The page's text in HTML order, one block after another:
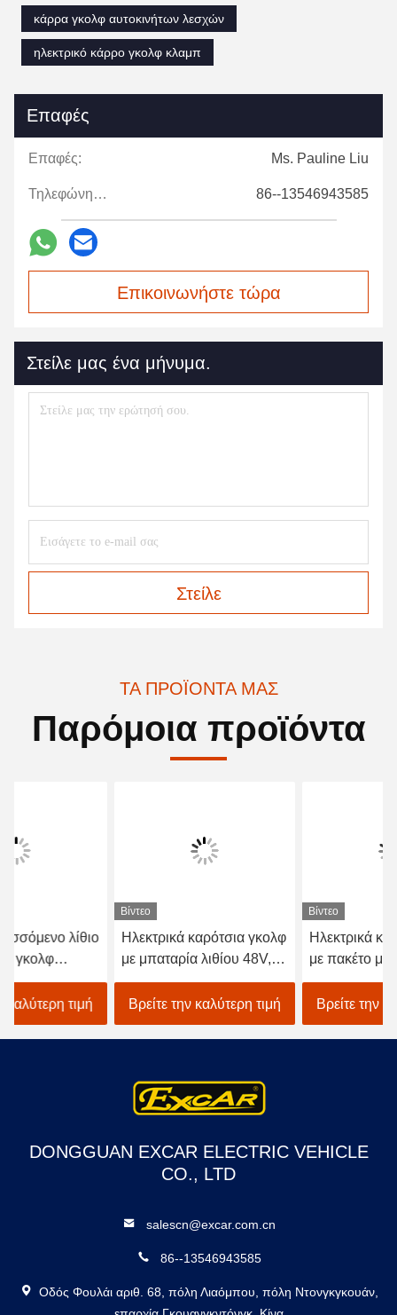
κάρρα γκολφ αυτοκινήτων λεσχών
ηλεκτρικό κάρρο γκολφ κλαμπ
Επαφές
Επαφές: Ms. Pauline Liu
Τηλεφώνημα: 86--13546943585
Επικοινωνήστε τώρα
Στείλε μας ένα μήνυμα.
Στείλε
ΤΑ ΠΡΟΪΌΝΤΑ ΜΑΣ
Παρόμοια προϊόντα
Ηλεκτρικά καρότσια γκολφ
με μπαταρία λιθίου 48V,
ηλεκτροκινητήρας ACIM
NIDEC KDS 48V 5KM,
ηλεκτρικό καρότσι γκολφ 2
θέσεων
Βρείτε την καλύτερη τιμή
Ηλεκτρικά καρότσια γκολφ
με πακέτο μπαταριών
λιθίου και έξυπνο
φορτιστή για δυνατότητες
μεγάλης εμβέλειας και
γρήγορης επαναφόρτισης
Βρείτε την καλύτερη τιμή
DONGGUAN EXCAR ELECTRIC VEHICLE
CO., LTD
salescn@excar.com.cn
86--13546943585
Οδός Φουλάι αριθ. 68, πόλη Λιαόμπου, πόλη Ντονγκγκουάν,